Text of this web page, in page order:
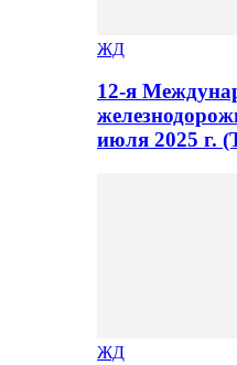
ЖД
12-я
июля 2025 г.
ЖД